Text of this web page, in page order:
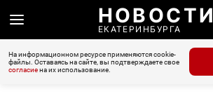
НОВОСТИ
ЕКАТЕРИНБУРГА
На информационном ресурсе применяются cookie-
файлы. Оставаясь на сайте, вы подтверждаете свое
согласиена их использование.